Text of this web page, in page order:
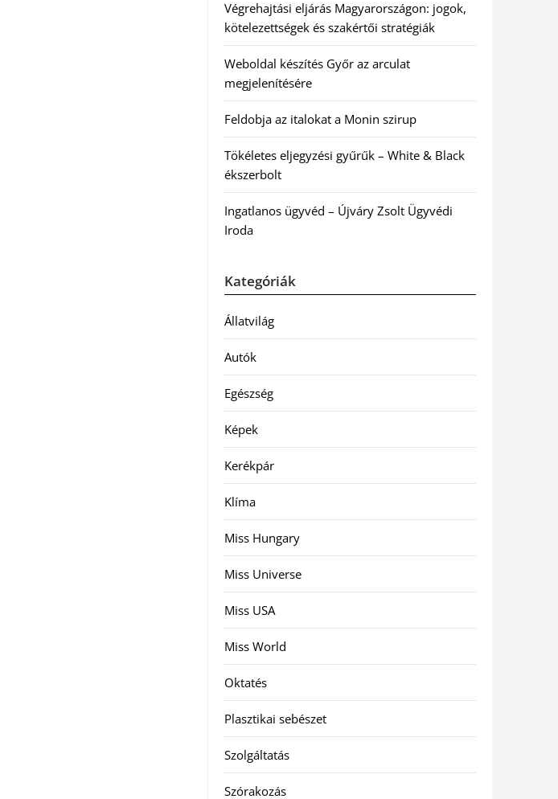
Végrehajtási eljárás Magyarországon: jogok,
kötelezettségek és szakértői stratégiák
Weboldal készítés Győr az arculat
megjelenítésére
Feldobja az italokat a Monin szirup
Tökéletes eljegyzési gyűrűk – White & Black
ékszerbolt
Ingatlanos ügyvéd – Újváry Zsolt Ügyvédi
Iroda
Kategóriák
Állatvilág
Autók
Egészség
Képek
Kerékpár
Klíma
Miss Hungary
Miss Universe
Miss USA
Miss World
Oktatés
Plasztikai sebészet
Szolgáltatás
Szórakozás